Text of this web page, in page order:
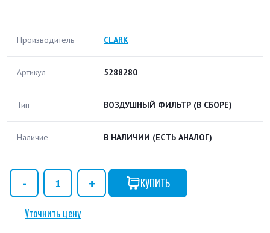
Производитель CLARK
Артикул 5288280
Тип ВОЗДУШНЫЙ ФИЛЬТР (В СБОРЕ)
Наличие В НАЛИЧИИ (ЕСТЬ АНАЛОГ)
КУПИТЬ
Уточнить цену